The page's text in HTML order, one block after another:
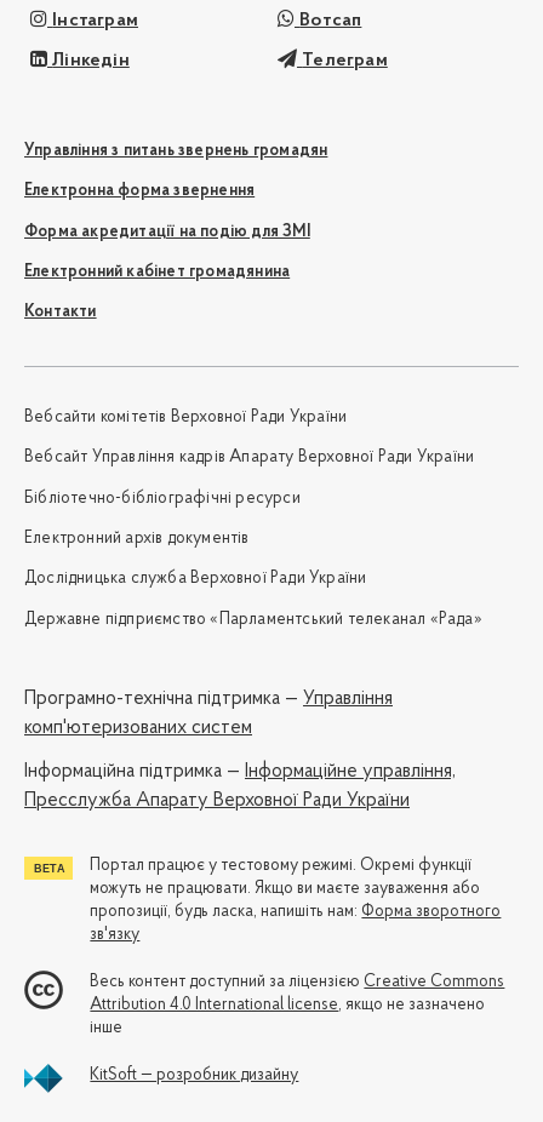
Інстаграм Вотсап
Лінкедін Телеграм
Управління з питань звернень громадян
Електронна форма звернення
Форма акредитації на подію для ЗМІ
Електронний кабінет громадянина
Контакти
Вебсайти комітетів Верховної Ради України
Вебсайт Управління кадрів Апарату Верховної Ради України
Бібліотечно-бібліографічні ресурси
Електронний архів документів
Дослідницька служба Верховної Ради України
Державне підприємство «Парламентський телеканал «Рада»
Програмно-технічна підтримка — Управління
комп'ютеризованих систем
Iнформаційна підтримка — Інформаційне управління,
Пресслужба Апарату Верховної Ради України
Портал працює у тестовому режимі. Окремі функції
можуть не працювати. Якщо ви маєте зауваження або
пропозиції, будь ласка, напишіть нам: Форма зворотного
зв'язку
Весь контент доступний за ліцензією Creative Commons
Attribution 4.0 International license, якщо не зазначено
інше
KitSoft — розробник дизайну